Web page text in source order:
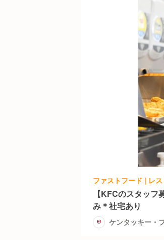
【KFCのスタッ
み＊社宅あり
ケンタッキー・